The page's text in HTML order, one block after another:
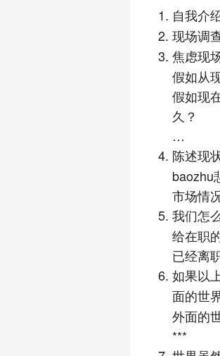
自我介
现场调
焦虑现
假如从
假如现
久？
…
陈述现
市场情
我们怎
给在职
已经离
如果以
面的世
外面的
***